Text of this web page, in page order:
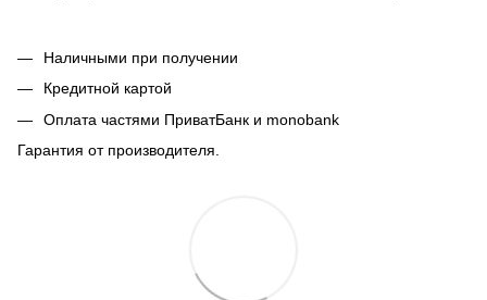
Наличными при получении
Кредитной картой
Оплата частями ПриватБанк и monobank
Гарантия от производителя.